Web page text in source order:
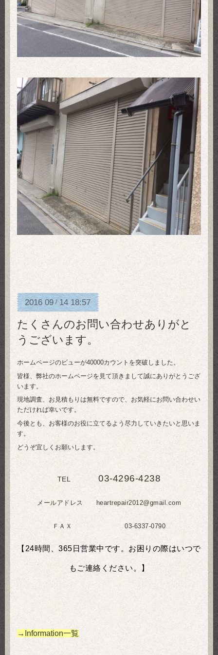
2016 09/14 18:57
たくさんのお問い合わせありがと
うございます。
ホームページのビューが40000カウントを突破しました。
皆様、弊社のホームページを見て頂きまして誠にありがとうござ
います。
現地調査、お見積もりは無料ですので、お気軽にお問い合わせい
ただければ幸いです。
今後とも、お客様のお役に立てるよう尽力していきたいと思いま
す。
どうぞ宜しくお願いします。
TEL03-4296-4238
メールアドレス heartrepair2012@gmail.com
ＦＡＸ 03-6337-0790
【24時間、365日営業中です。お困りの際はいつで
もご連絡ください。】
→Information一覧